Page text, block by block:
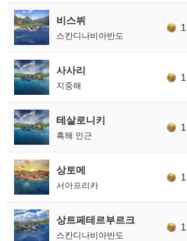
비스뷔
스칸디나비아반도
사사리
지중해
테살로니키
흑해 인근
상토메
서아프리카
상트페테르부르크
스칸디나비아반도